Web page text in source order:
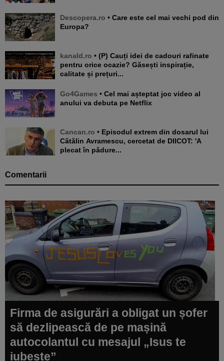
Descopera.ro • Care este cel mai vechi pod din
Europa?
kanald.ro • (P) Cauți idei de cadouri rafinate
pentru orice ocazie? Găsești inspirație,
calitate și prețuri...
Go4Games • Cel mai așteptat joc video al
anului va debuta pe Netflix
Cancan.ro • Episodul extrem din dosarul lui
Cătălin Avramescu, cercetat de DIICOT: 'A
plecat în pădure...
Comentarii
Firma de asigurări a obligat un șofer
să dezlipească de pe mașină
autocolantul cu mesajul „Isus te
iubește”